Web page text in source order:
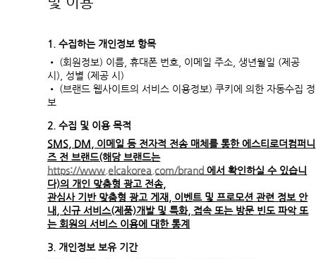
1. 수집하는 개인정보 항목
• (회원정보) 이름, 휴대폰 번호, 이메일 주소, 생년월일 (제공
시), 성별 (제공 시)
• (브랜드 웹사이트의 서비스 이용정보) 쿠키에 의한 자동수집 정
보
2. 수집 및 이용 목적
SMS, DM, 이메일 등 전자적 전송 매체를 통한 에스티로더컴퍼니
즈 전 브랜드(해당 브랜드는
https://www.elcakorea.com/brand 에서 확인하실 수 있습니
다)의 개인 맞춤형 광고 전송,
관심사 기반 맞춤형 광고 게재, 이벤트 및 프로모션 관련 정보 안
내, 신규 서비스(제품)개발 및 특화, 접속 또는 방문 빈도 파악 또
는 회원의 서비스 이용에 대한 통계
3. 개인정보 보유 기간